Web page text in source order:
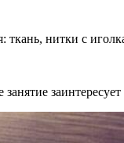
ткань, нитки с